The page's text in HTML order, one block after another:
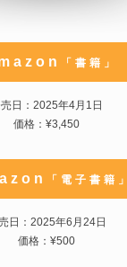
「書籍」
日：2025年4月1日
価格：¥3,450
「電子書籍」
日：2025年6月24日
価格：¥500